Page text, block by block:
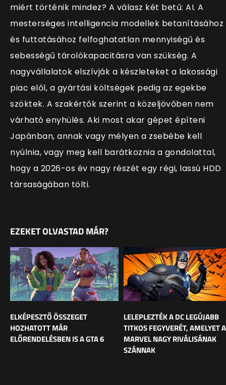
miért történik mindez? A válasz két betű: AI. A
mesterséges intelligencia modellek betanításához
és futtatásához felfoghatatlan mennyiségű és
sebességű tárolókapacitásra van szükség. A
nagyvállalatok elszívják a készleteket a lakossági
piac elől, a gyártási költségek pedig az egekbe
szöktek. A szakértők szerint a közeljövőben nem
várható enyhülés. Aki most akar gépet építeni
Japánban, annak vagy mélyen a zsebébe kell
nyúlnia, vagy meg kell barátkoznia a gondolattal,
hogy a 2026-os év nagy részét egy régi, lassú HDD
társaságában tölti.
EZEKET OLVASTAD MÁR?
ELKÉPESZTŐ ÖSSZEGET
HOZHATOTT MÁR
ELŐRENDELÉSBEN IS A GTA 6
LELEPLEZTÉK A DC LEGÚJABB
TITKOS FEGYVERÉT, AMELYET A
MARVEL NAGY RIVÁLISÁNAK
SZÁNNAK